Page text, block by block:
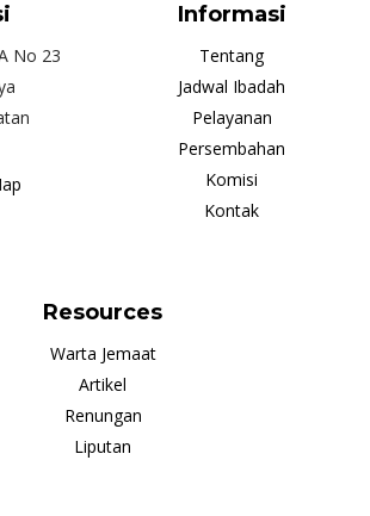
No 23
Informasi
Tentang
Jadwal Ibadah
Pelayanan
Persembahan
Komisi
Kontak
Resources
Warta Jemaat
Artikel
Renungan
Liputan